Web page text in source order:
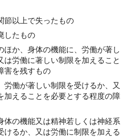
節以上で失ったもの
したもの
ほか、身体の機能に、労働が著し
は労働に著しい制限を加えること
害を残すもの
労働が著しい制限を受けるか、又
加えることを必要とする程度の障
体の機能又は精神若しくは神経系
けるか、又は労働に制限を加える